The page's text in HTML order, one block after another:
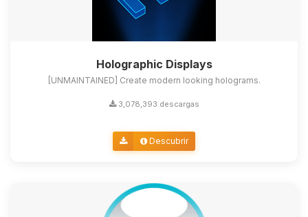
Holographic Displays
[UNMAINTAINED] Create modern looking holograms.
3,078,393 descargas
Descubrir